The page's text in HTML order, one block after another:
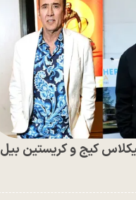
کیج و کریستین بیل